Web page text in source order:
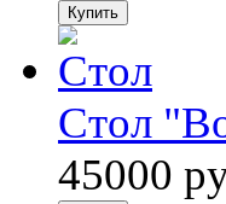
Стол
45000